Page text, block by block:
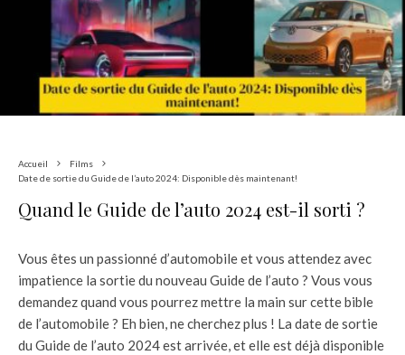
Accueil
Films
Date de sortie du Guide de l’auto 2024: Disponible dès maintenant!
Quand le Guide de l’auto 2024 est-il sorti ?
Vous êtes un passionné d’automobile et vous attendez avec
impatience la sortie du nouveau Guide de l’auto ? Vous vous
demandez quand vous pourrez mettre la main sur cette bible
de l’automobile ? Eh bien, ne cherchez plus ! La date de sortie
du Guide de l’auto 2024 est arrivée, et elle est déjà disponible